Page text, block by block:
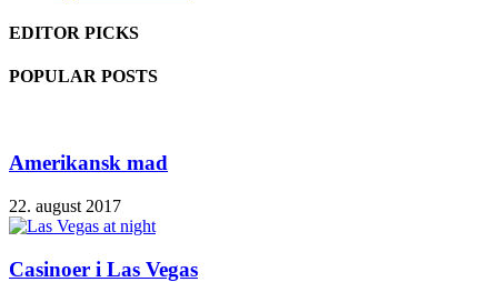
EDITOR PICKS
POPULAR POSTS
Amerikansk mad
22. august 2017
Casinoer i Las Vegas